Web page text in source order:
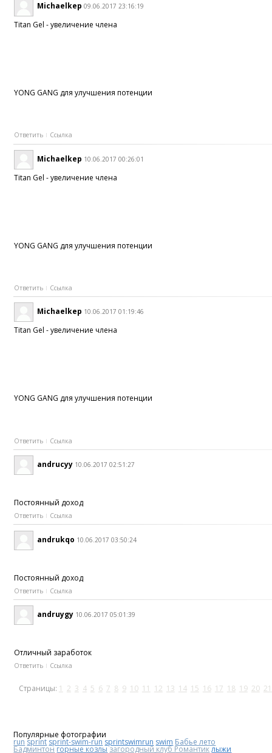
Michaelkep 09.06.2017 23:16:19
Titan Gel - увеличение члена
YONG GANG для улучшения потенции
Ответить Ссылка
Michaelkep 10.06.2017 00:26:01
Titan Gel - увеличение члена
YONG GANG для улучшения потенции
Ответить Ссылка
Michaelkep 10.06.2017 01:19:46
Titan Gel - увеличение члена
YONG GANG для улучшения потенции
Ответить Ссылка
andrucyy 10.06.2017 02:51:27
Постоянный доход
Ответить Ссылка
andrukqo 10.06.2017 03:50:24
Постоянный доход
Ответить Ссылка
andruygy 10.06.2017 05:01:39
Отличный заработок
Ответить Ссылка
Страницы: 1 2 3 4 5 6 7 8 9 10 11 12 13 14 15 16 17 18 19 20 21
Популярные фотографии
run sprint sprint-swim-run sprintswimrun swim Бабье лето
Бадминтонгорные козлы загородный клуб Романтиклыжи